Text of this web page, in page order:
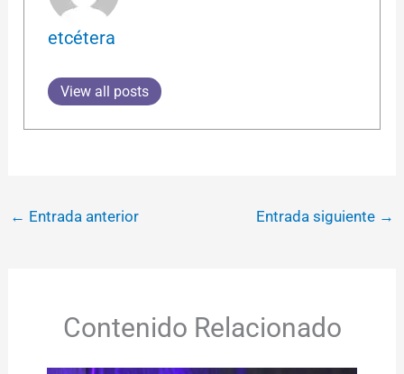
etcétera
View all posts
← Entrada anterior Entrada siguiente →
Contenido Relacionado